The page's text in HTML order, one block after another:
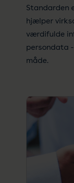
Standarden
hjælper
værdifulde
persondata
måde.